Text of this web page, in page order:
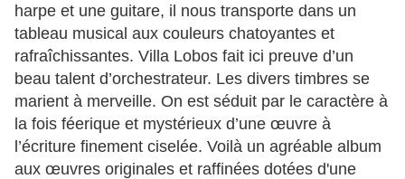
harpe et une guitare, il nous transporte dans un
tableau musical aux couleurs chatoyantes et
rafraîchissantes. Villa Lobos fait ici preuve d’un
beau talent d’orchestrateur. Les divers timbres se
marient à merveille. On est séduit par le caractère à
la fois féerique et mystérieux d’une œuvre à
l’écriture finement ciselée. Voilà un agréable album
aux œuvres originales et raffinées dotées d'une